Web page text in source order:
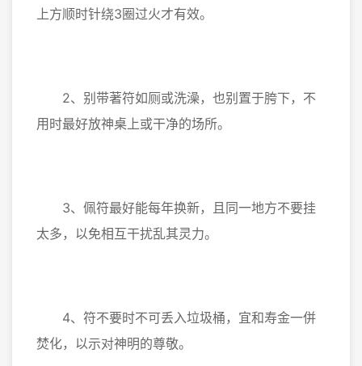
上方顺时针绕3圈过火才有效。
2、别带著符如厕或洗澡，也别置于胯下，不
用时最好放神桌上或干净的场所。
3、佩符最好能每年换新，且同一地方不要挂
太多，以免相互干扰乱其灵力。
4、符不要时不可丢入垃圾桶，宜和寿金一併
焚化，以示对神明的尊敬。